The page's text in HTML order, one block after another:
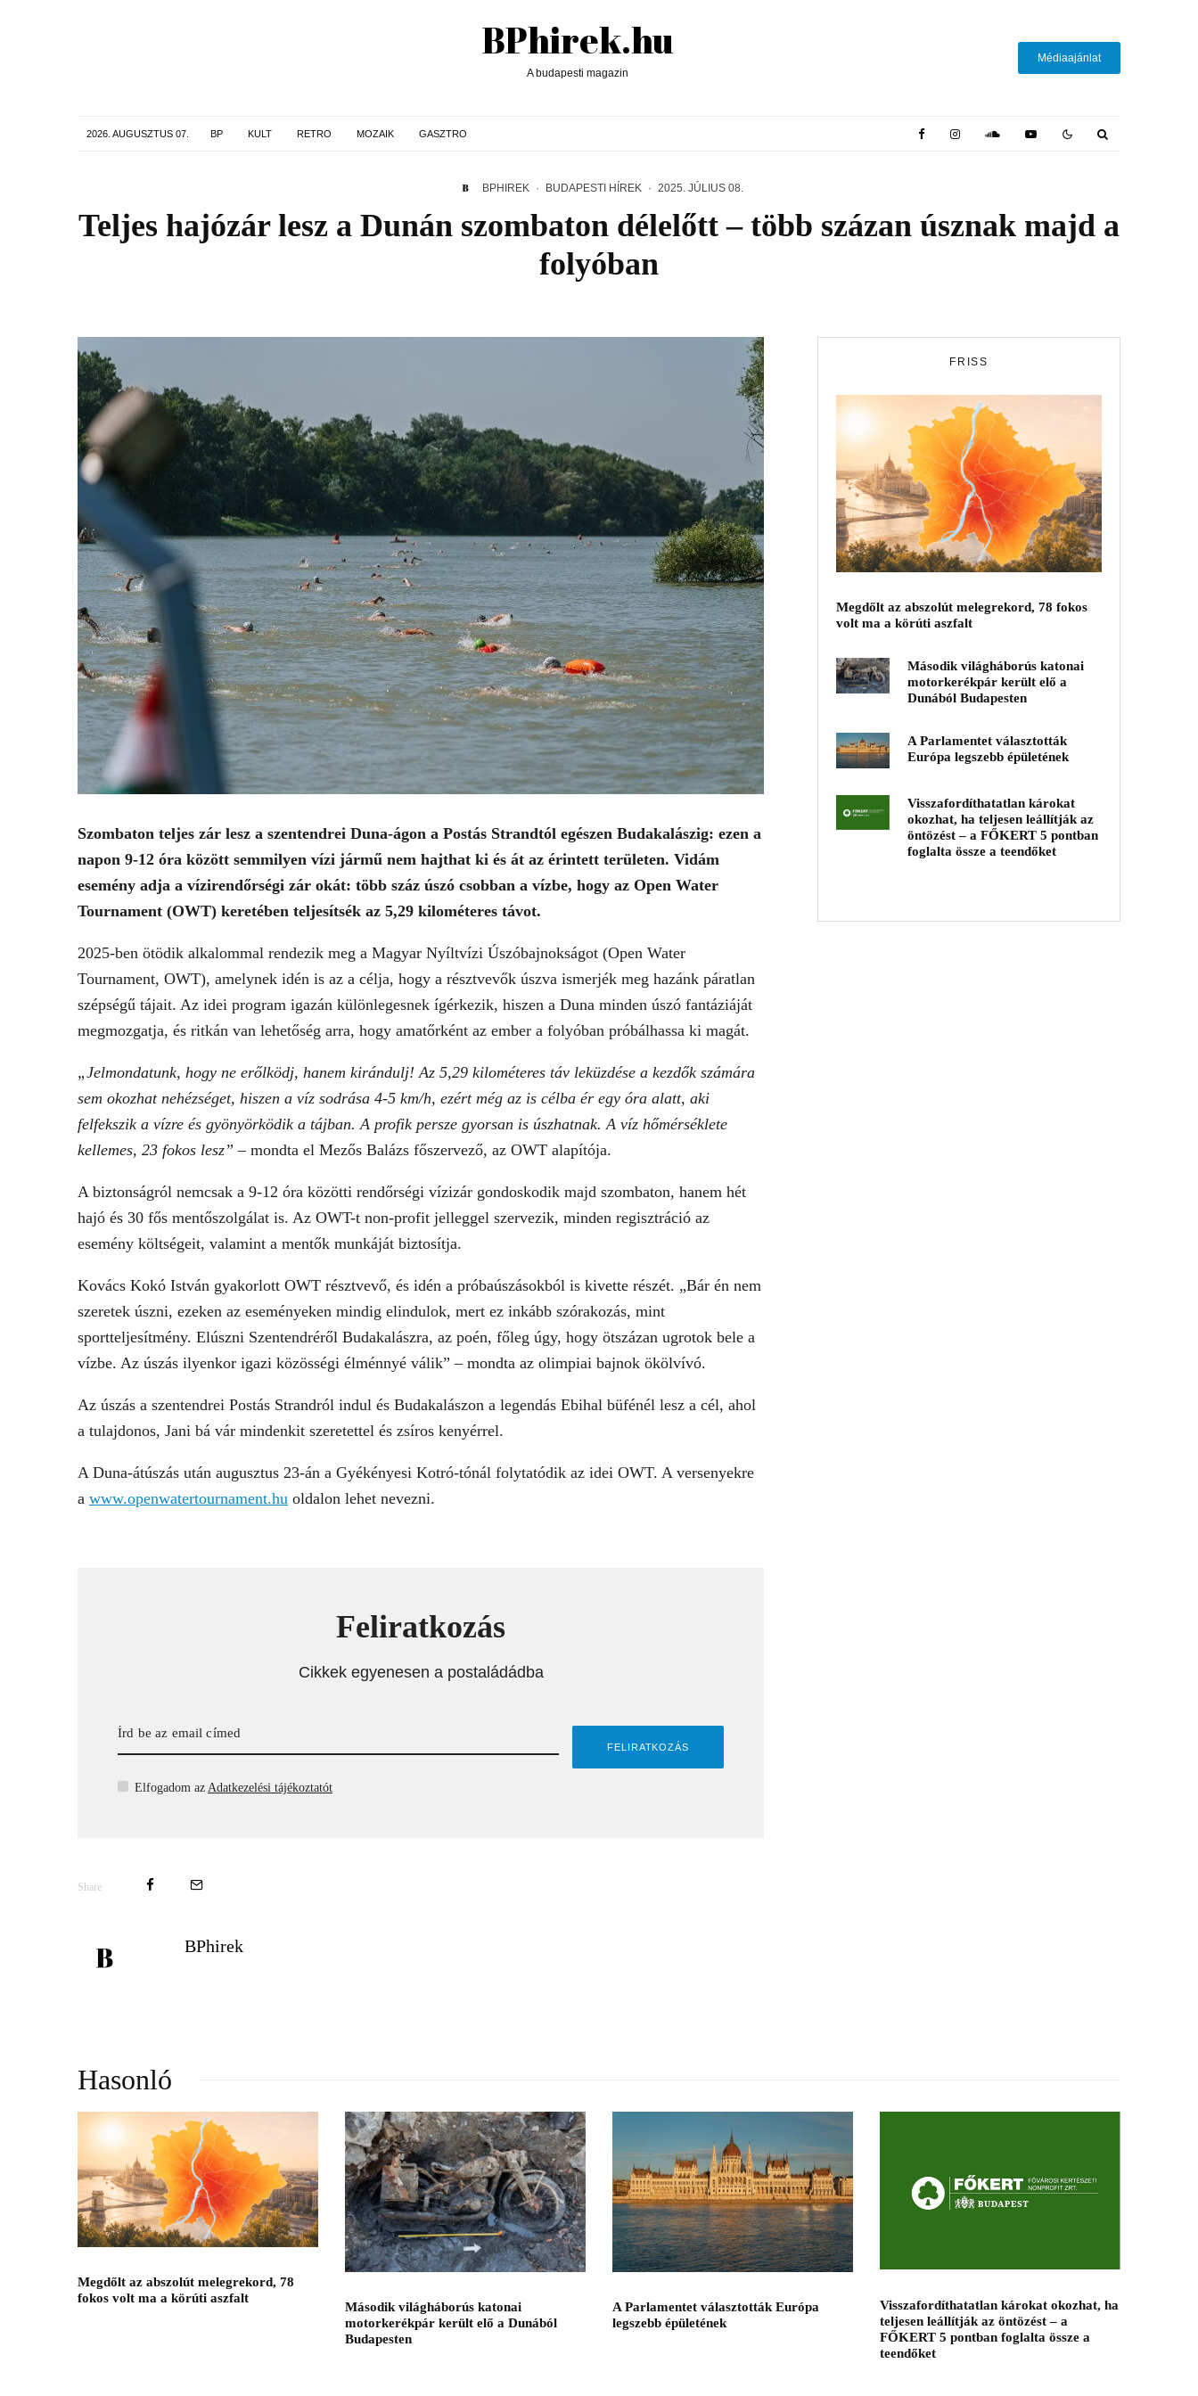
BPhirek.hu
A budapesti magazin
Médiaajánlat
2026. AUGUSZTUS 07. BP KULT RETRO MOZAIK GASZTRO
BPHIREK · BUDAPESTI HÍREK · 2025. JÚLIUS 08.
Teljes hajózár lesz a Dunán szombaton délelőtt – több százan úsznak majd a
folyóban
Szombaton teljes zár lesz a szentendrei Duna-ágon a Postás Strandtól egészen Budakalászig: ezen a
napon 9-12 óra között semmilyen vízi jármű nem hajthat ki és át az érintett területen. Vidám
esemény adja a vízirendőrségi zár okát: több száz úszó csobban a vízbe, hogy az Open Water
Tournament (OWT) keretében teljesítsék az 5,29 kilométeres távot.
2025-ben ötödik alkalommal rendezik meg a Magyar Nyíltvízi Úszóbajnokságot (Open Water
Tournament, OWT), amelynek idén is az a célja, hogy a résztvevők úszva ismerjék meg hazánk páratlan
szépségű tájait. Az idei program igazán különlegesnek ígérkezik, hiszen a Duna minden úszó fantáziáját
megmozgatja, és ritkán van lehetőség arra, hogy amatőrként az ember a folyóban próbálhassa ki magát.
„Jelmondatunk, hogy ne erőlködj, hanem kirándulj! Az 5,29 kilométeres táv leküzdése a kezdők számára
sem okozhat nehézséget, hiszen a víz sodrása 4-5 km/h, ezért még az is célba ér egy óra alatt, aki
felfekszik a vízre és gyönyörködik a tájban. A profik persze gyorsan is úszhatnak. A víz hőmérséklete
kellemes, 23 fokos lesz”– mondta el Mezős Balázs főszervező, az OWT alapítója.
A biztonságról nemcsak a 9-12 óra közötti rendőrségi vízizár gondoskodik majd szombaton, hanem hét
hajó és 30 fős mentőszolgálat is. Az OWT-t non-profit jelleggel szervezik, minden regisztráció az
esemény költségeit, valamint a mentők munkáját biztosítja.
Kovács Kokó István gyakorlott OWT résztvevő, és idén a próbaúszásokból is kivette részét. „Bár én nem
szeretek úszni, ezeken az eseményeken mindig elindulok, mert ez inkább szórakozás, mint
sportteljesítmény. Elúszni Szentendréről Budakalászra, az poén, főleg úgy, hogy ötszázan ugrotok bele a
vízbe. Az úszás ilyenkor igazi közösségi élménnyé válik” – mondta az olimpiai bajnok ökölvívó.
Az úszás a szentendrei Postás Strandról indul és Budakalászon a legendás Ebihal büfénél lesz a cél, ahol
a tulajdonos, Jani bá vár mindenkit szeretettel és zsíros kenyérrel.
A Duna-átúszás után augusztus 23-án a Gyékényesi Kotró-tónál folytatódik az idei OWT. A versenyekre
a www.openwatertournament.hu oldalon lehet nevezni.
Feliratkozás
Cikkek egyenesen a postaládádba
Elfogadom az Adatkezelési tájékoztatót
Share
BPhirek
FRISS
Megdőlt az abszolút melegrekord, 78 fokos
volt ma a körúti aszfalt
Második világháborús katonai
motorkerékpár került elő a
Dunából Budapesten
A Parlamentet választották
Európa legszebb épületének
Visszafordíthatatlan károkat
okozhat, ha teljesen leállítják az
öntözést – a FŐKERT 5 pontban
foglalta össze a teendőket
Hasonló
Megdőlt az abszolút melegrekord, 78
fokos volt ma a körúti aszfalt
Második világháborús katonai
motorkerékpár került elő a Dunából
Budapesten
A Parlamentet választották Európa
legszebb épületének
Visszafordíthatatlan károkat okozhat, ha
teljesen leállítják az öntözést – a
FŐKERT 5 pontban foglalta össze a
teendőket